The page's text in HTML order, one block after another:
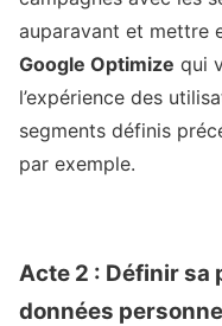
auparavant et mettre
Google Optimize qui
l’expérience des
segments définis
par exemple.
Acte 2 : Définir sa
données